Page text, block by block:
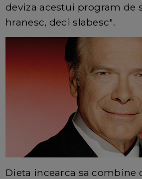
deviza acestui program de
hranesc, deci slabesc".
Dieta incearca sa combine